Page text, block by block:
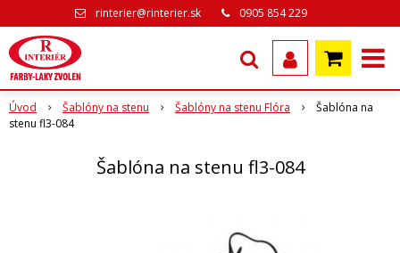
rinterier@rinterier.sk 0905 854 229
Úvod Šablóny na stenu Šablóny na stenu Flóra
Šablóna na
stenu fl3-084
Šablóna na stenu fl3-084